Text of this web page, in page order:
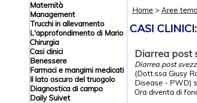
Maternità
Management
Trucchi in allevamento
L'approfondimento di Mario
Chirurgia
Casi clinici
Benessere
Farmaci e mangimi medicati
Il lato oscuro del truogolo
Diagnostica di campo
Daily Suivet
Home > Aree
CASI
Diarrea post
Diarrea post
(Dott.ssa Giusy
Disease - PWD)
Ora diventa di